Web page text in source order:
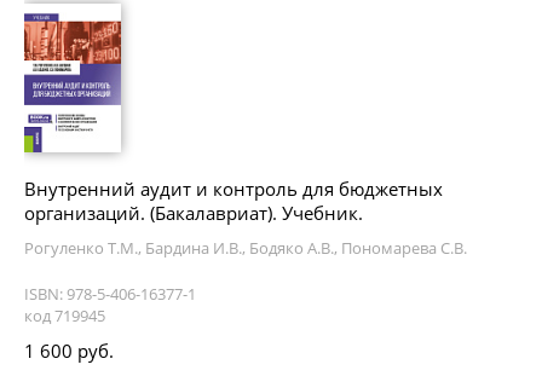
Внутренний аудит и контроль для бюджетных
организаций. (Бакалавриат). Учебник.
Рогуленко Т.М., Бардина И.В., Бодяко А.В., Пономарева С.В.
ISBN: 978-5-406-16377-1
код 719945
1 600 руб.